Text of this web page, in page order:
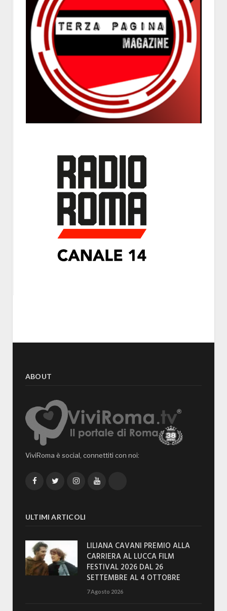
ABOUT
ViviRoma è social, connettiti con noi:
FacebookTwitterInstagramYouTube
ULTIMI ARTICOLI
LILIANA CAVANI PREMIO ALLA
CARRIERA AL LUCCA FILM
FESTIVAL 2026 DAL 26
SETTEMBRE AL 4 OTTOBRE
7 Agosto 2026